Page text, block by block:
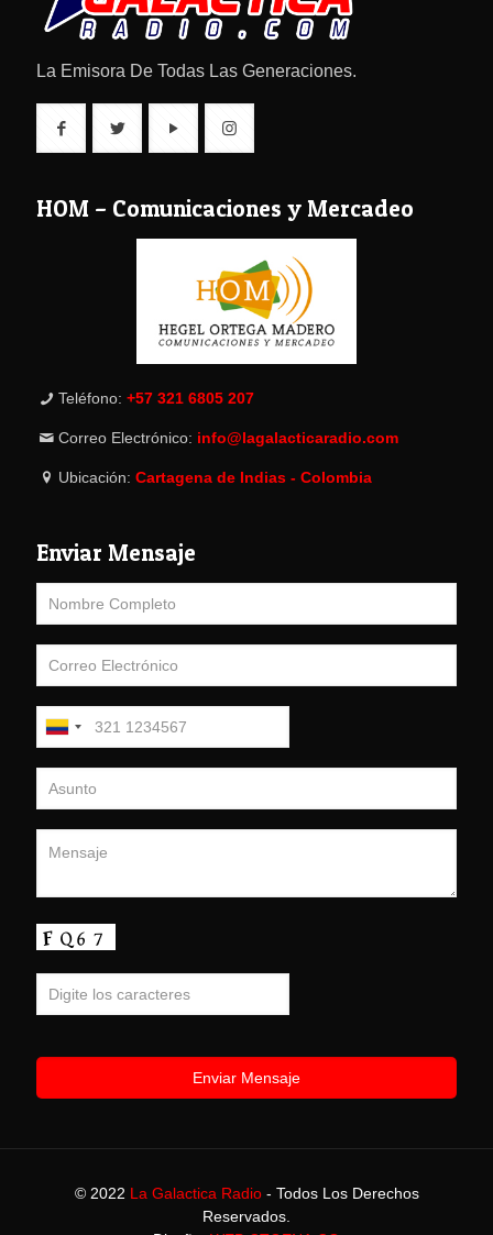
La Emisora De Todas Las Generaciones.
HOM – Comunicaciones y Mercadeo
Teléfono: +57 321 6805 207
Correo Electrónico: info@lagalacticaradio.com
Ubicación: Cartagena de Indias - Colombia
Enviar Mensaje
© 2022 La Galactica Radio- Todos Los Derechos
Reservados.